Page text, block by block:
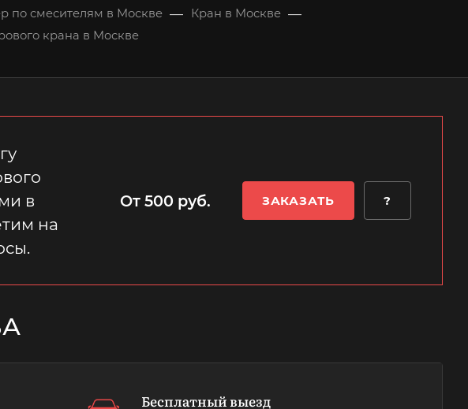
по смесителям в Москве — Кран в Москве —
крана в Москве
в
на
От 500 руб. ЗАКАЗАТЬ ?
Бесплатный выезд